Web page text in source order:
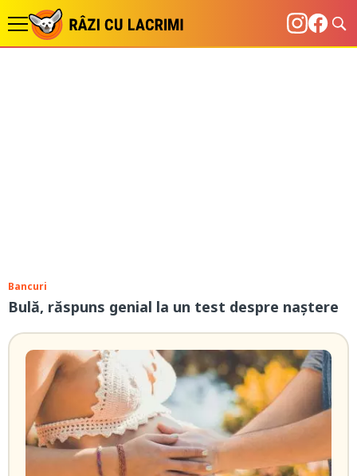
Bancuri
Bulă, răspuns genial la un test despre naștere